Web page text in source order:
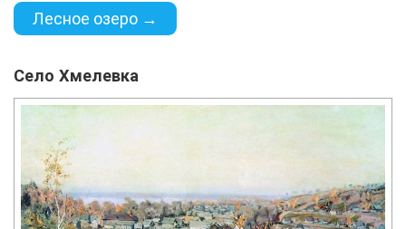
Лесное озеро →
Село Хмелевка